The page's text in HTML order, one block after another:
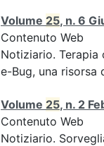
Volume 25, n. 6
Contenuto Web
Notiziario. Terapia
e-Bug, una risorsa
Volume 25, n. 2
Contenuto Web
Notiziario.